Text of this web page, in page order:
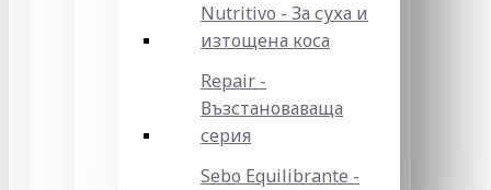
Nutritivo - За суха и
изтощена коса
Repair -
Възстановаваща
серия
Sebo Equilibrante -